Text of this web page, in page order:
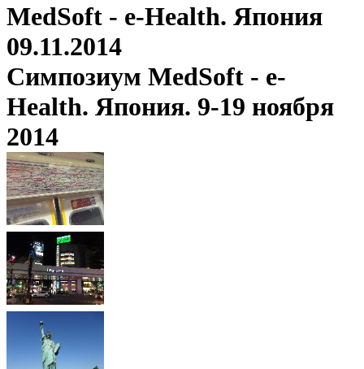
MedSoft - e-Health. Япония
09.11.2014
Симпозиум MedSoft - e-
Health. Япония. 9-19 ноября
2014